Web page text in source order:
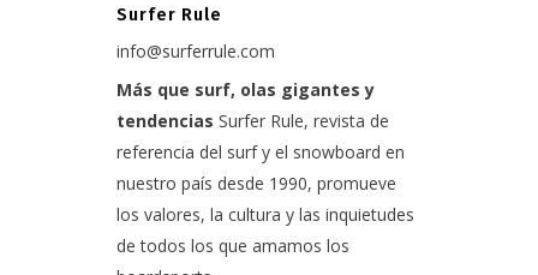
Surfer Rule
info@surferrule.com
Más que surf, olas gigantes y
tendencias Surfer Rule, revista de
referencia del surf y el snowboard en
nuestro país desde 1990, promueve
los valores, la cultura y las inquietudes
de todos los que amamos los